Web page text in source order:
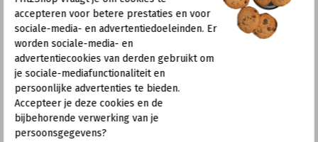
Bepaal uw verwarming, bespaar op uw energieverbruik
Eenvoudig in installatie en in gebruik
Besturing met pc, laptop, smartphone of tablet – ook
onderweg via internet en met de app
Via DECT in het thuisnetwerk geïntegreerd – af fabriek
veilig versleuteld
Maximaal 12 aan te sluiten op een enkele FRITZ!Box (vanaf
FRITZ!OS 6.60)
Uit de doos te monteren op thermostaatkranen van o.a. het
accepteren voor betere prestaties en voor
sociale-media- en advertentiedoeleinden. Er
worden sociale-media- en
advertentiecookies van derden gebruikt om
je sociale-mediafunctionaliteit en
persoonlijke advertenties te bieden.
Accepteer je deze cookies en de
bijbehorende verwerking van je
persoonsgegevens?